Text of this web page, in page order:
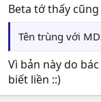
Beta tớ thấy
Tên trùng với
Vì bản này do
biết liền ::)